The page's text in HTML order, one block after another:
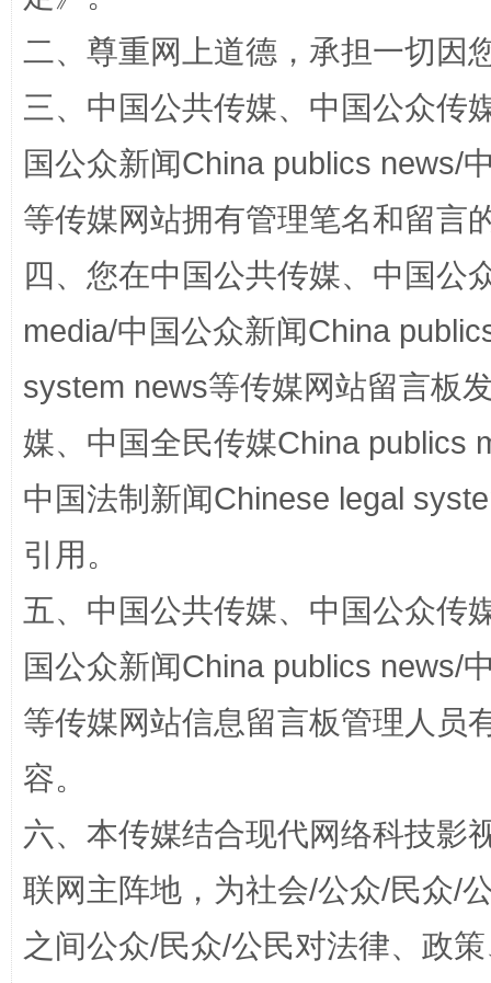
阿坝州三大球赛在茂县开幕 规模
国家大学科技园优化重塑工作
二、尊重网上道德，承担一切因
三、中国公共传媒、中国公众传
国公众新闻China publics news/
等传媒网站拥有管理笔名和留言
四、您在中国公共传媒、中国公
media/中国公众新闻China
system news等传媒网站留言板
媒、中国全民传媒China publics
中国法制新闻Chinese legal
引用。
五、中国公共传媒、中国公众传
国公众新闻China publics news/
等传媒网站信息留言板管理人员
容。
六、本传媒结合现代网络科技影
联网主阵地，为社会/公众/民众/
之间公众/民众/公民对法律、政